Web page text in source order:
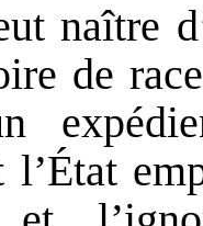
naître
de
l’État